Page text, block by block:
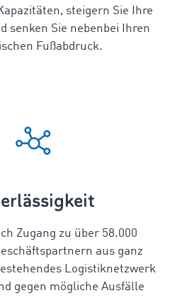
steigern Sie Ihre
senken Sie nebenbei Ihren
Fußabdruck.
Zugang zu über 58.000
aus ganz
Logistiknetzwerk
gegen mögliche Ausfälle